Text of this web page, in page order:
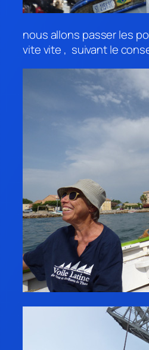
nous allons passer les
vite vite , suivant le